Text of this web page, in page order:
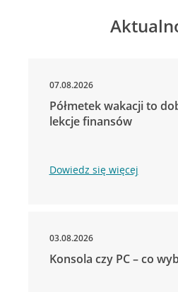
07.08.2026
Półmetek wakacji to
lekcje finansów
Dowiedz się więcej
03.08.2026
Konsola czy PC – co